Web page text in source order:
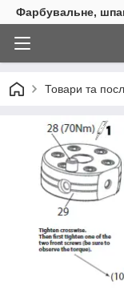
Фарбувальне,
Товари та